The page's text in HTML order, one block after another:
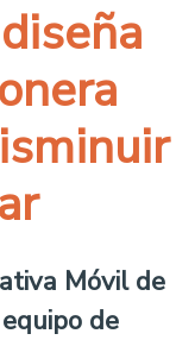
Móvil de
de